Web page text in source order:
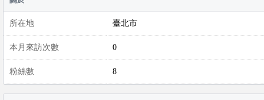
所在地 臺北市
本月來訪次數 0
粉絲數 8